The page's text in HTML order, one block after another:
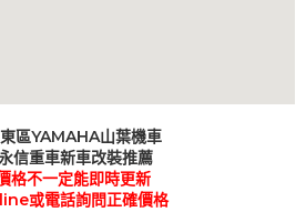
區YAMAHA山葉機車
信重車新車改裝推薦
格不一定能即時更新
或電話詢問正確價格